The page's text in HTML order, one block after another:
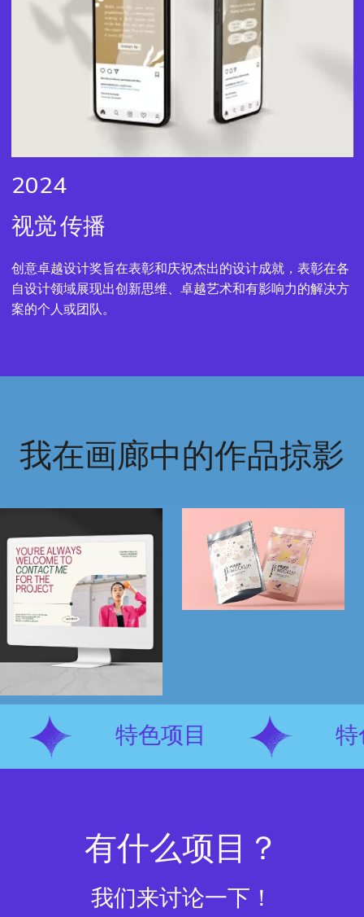
2024
视觉传播
创意卓越设计奖旨在表彰和庆祝杰出的设计成就，表彰在各
自设计领域展现出创新思维、卓越艺术和有影响力的解决方
案的个人或团队。
我在画廊中的作品掠影
特色项目 特
有什么项目？
我们来讨论一下！